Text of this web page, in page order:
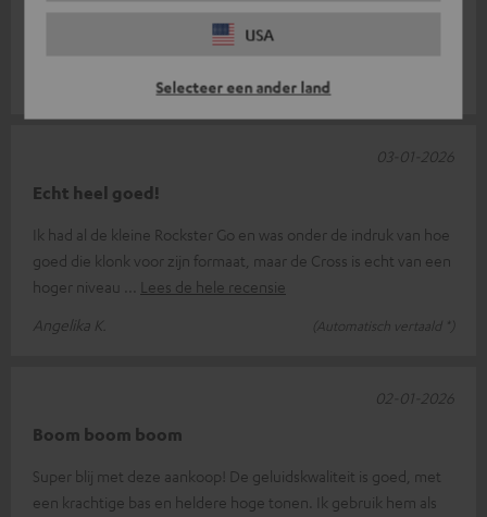
USA
Selecteer een ander land
Zeer goede buitenspeakers met bas en surround sound,
(Automatisch vertaald *)
Echt heel goed!
Ik had al de kleine Rockster Go en was onder de indruk van hoe
goed die klonk voor zijn formaat, maar de Cross is echt van een
hoger niveau
Lees de hele recensie
Angelika K.
(Automatisch vertaald *)
03-01-2026
Boom boom boom
Super blij met deze aankoop! De geluidskwaliteit is goed, met
een krachtige bas en heldere hoge tonen. Ik gebruik hem als
02-01-2026